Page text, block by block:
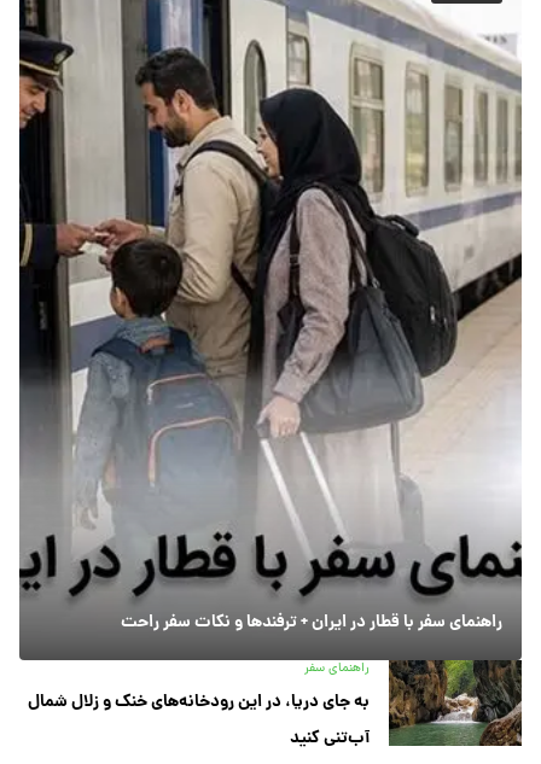
راهنمای سفر با قطار در ایران + ترفندها و نکات سفر راحت
راهنمای سفر
به جای دریا، در این رودخانه‌های خنک و زلال شمال
آب‌تنی کنید